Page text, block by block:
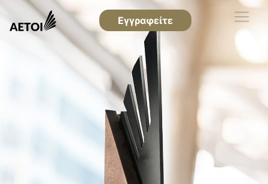
Εγγραφείτε